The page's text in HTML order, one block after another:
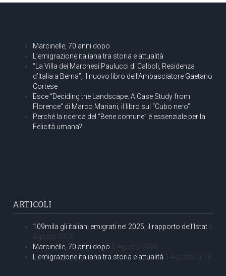
Marcinelle, 70 anni dopo
L’emigrazione italiana tra storia e attualità
“La Villa dei Marchesi Paulucci di Calboli, Residenza
d’Italia a Berna”, il nuovo libro dell’Ambasciatore Gaetano
Cortese
Esce “Deciding the Landscape. A Case Study from
Florence” di Marco Mariani, il libro sul “Cubo nero”
Perché la ricerca del “Bene comune” è essenziale per la
Felicità umana?
ARTICOLI
109mila gli italiani emigrati nel 2025, il rapporto dell’Istat 5
Agosto 2026
Marcinelle, 70 anni dopo 5 Agosto 2026
L’emigrazione italiana tra storia e attualità 1 Agosto 2026